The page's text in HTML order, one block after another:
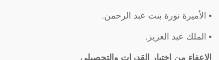
• الأميرة نورة بنت عبد الرحمن.
• الملك عبد العزيز.
الإعفاء من اختبار القدرات والتحصيلي